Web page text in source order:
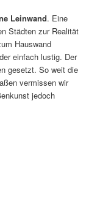
Leinwand. Eine
Städten zur Realität
Hauswand
einfach lustig. Der
gesetzt. So weit die
vermissen wir
jedoch